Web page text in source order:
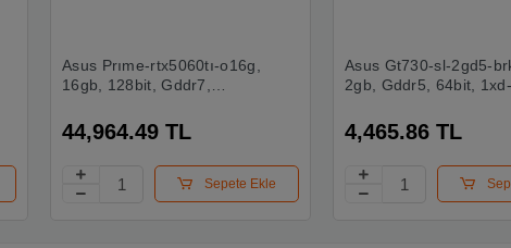
Asus Prıme-rtx5060tı-o16g,
16gb, 128bit, Gddr7,
Ekran Kartı
44,964.49 TL
Sepete Ekle
Asus Gt730-sl-2gd5-
2gb, Gddr5, 64bit, 1xd-
4,465.86 TL